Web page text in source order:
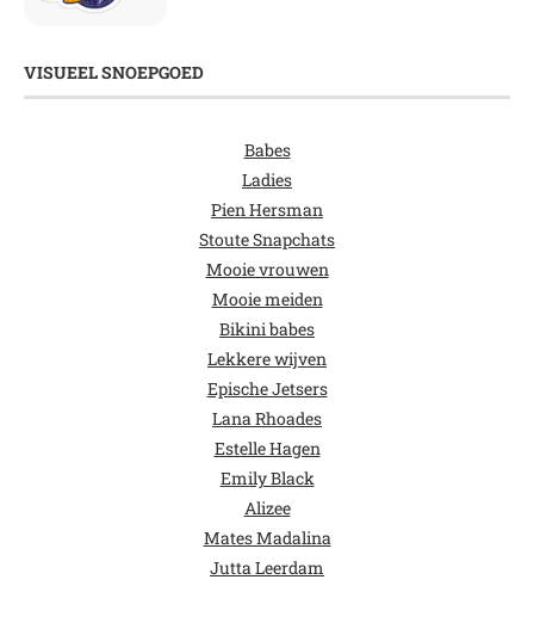
VISUEEL SNOEPGOED
Babes
Ladies
Pien Hersman
Stoute Snapchats
Mooie vrouwen
Mooie meiden
Bikini babes
Lekkere wijven
Epische Jetsers
Lana Rhoades
Estelle Hagen
Emily Black
Alizee
Mates Madalina
Jutta Leerdam